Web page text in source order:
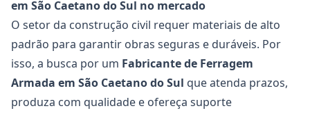
em São Caetano do Sul no mercado
O setor da construção civil requer materiais de alto
padrão para garantir obras seguras e duráveis. Por
isso, a busca por um Fabricante de Ferragem
Armada em São Caetano do Sul que atenda prazos,
produza com qualidade e ofereça suporte